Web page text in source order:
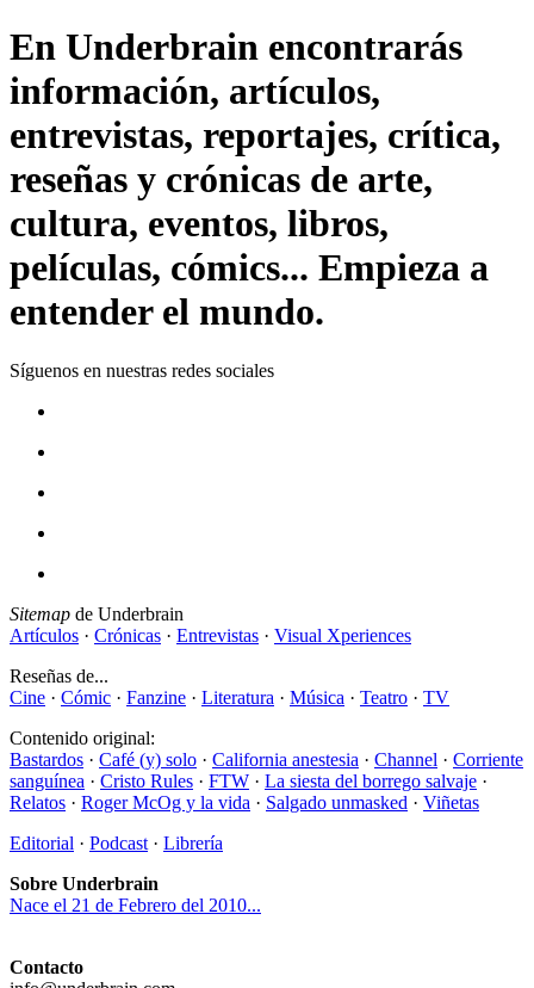
En Underbrain encontrarás
información, artículos,
entrevistas, reportajes, crítica,
reseñas y crónicas de arte,
cultura, eventos, libros,
películas, cómics... Empieza a
entender el mundo.
Síguenos en nuestras redes sociales
Sitemap de Underbrain
Artículos · Crónicas · Entrevistas · Visual Xperiences
Reseñas de...
Cine · Cómic · Fanzine · Literatura · Música · Teatro · TV
Contenido original:
Bastardos · Café (y) solo · California anestesia · Channel · Corriente
sanguínea · Cristo Rules · FTW · La siesta del borrego salvaje ·
Relatos · Roger McOg y la vida · Salgado unmasked · Viñetas
Editorial · Podcast · Librería
Sobre Underbrain
Nace el 21 de Febrero del 2010...
Contacto